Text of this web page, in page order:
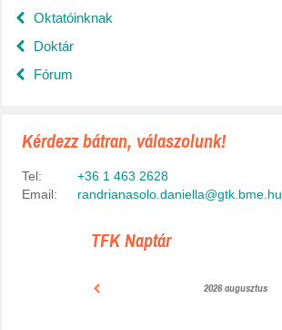
Oktatóinknak
Doktár
Fórum
Kérdezz bátran, válaszolunk!
Tel:
+36 1 463 2628
Email:
randrianasolo.daniella@gtk.bme.hu
TFK Naptár
2026 augusztus